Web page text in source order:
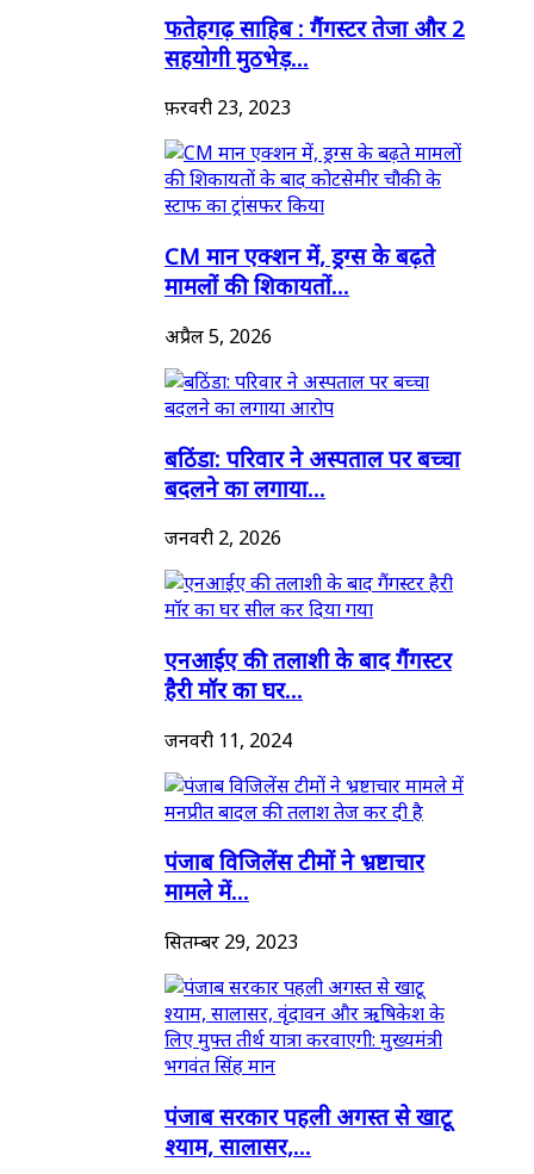
फतेहगढ़ साहिब : गैंगस्टर तेजा और 2
सहयोगी मुठभेड़...
फ़रवरी 23, 2023
CM मान एक्शन में, ड्रग्स के बढ़ते
मामलों की शिकायतों...
अप्रैल 5, 2026
बठिंडा: परिवार ने अस्पताल पर बच्चा
बदलने का लगाया...
जनवरी 2, 2026
एनआईए की तलाशी के बाद गैंगस्टर
हैरी मॉर का घर...
जनवरी 11, 2024
पंजाब विजिलेंस टीमों ने भ्रष्टाचार
मामले में...
सितम्बर 29, 2023
पंजाब सरकार पहली अगस्त से खाटू
श्याम, सालासर,...